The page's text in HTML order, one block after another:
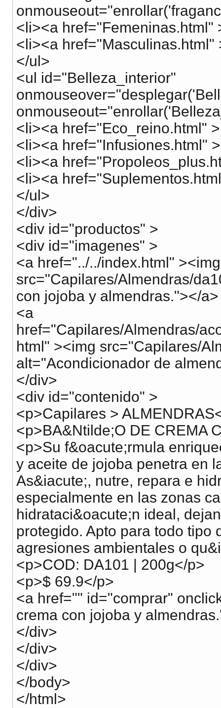
<li><a href="Femeninas.html"
<li><a
</ul>
<ul id="Belleza_interior"
<li><a href="Eco_reino.html"
<li><a href="Infusiones.html"
<li><a
<li><a
</ul>
</div>
<div id="productos" >
<div id="imagenes" >
<a href="../../index.html" ><img
src="Capilares/Almendras/
con jojoba y almendras."></a>
<a
href="Capilares/Almendras/
html" ><img src="Capilares/
alt="Acondicionador de
</div>
<div id="contenido" >
<p>Capilares >
<p>BA&Ntilde;O DE CREMA
<p>Su f&oacute;rmula
y aceite de jojoba penetra en
As&iacute;, nutre, repara e
especialmente en las zonas
hidrataci&oacute;n ideal,
protegido. Apto para todo tipo
agresiones ambientales o
<p>COD: DA101 | 200g</p>
<p>$ 69.9</p>
<a href="" id="comprar"
crema con jojoba y
</div>
</div>
</div>
</body>
</html>